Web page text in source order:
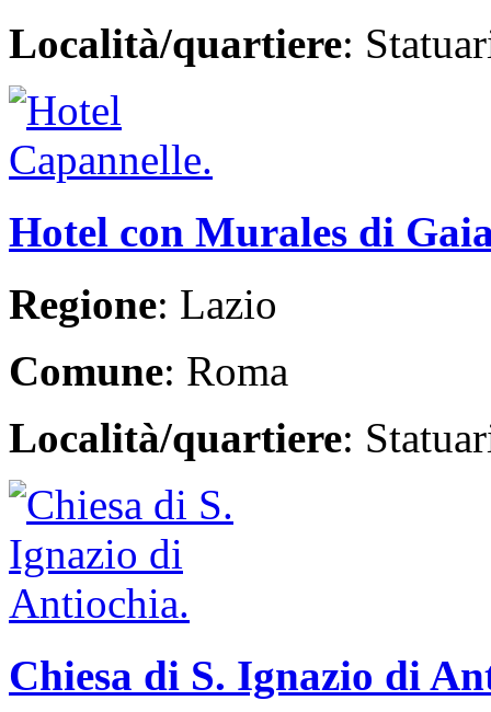
Località/quartiere:
Hotel con Murales di
Regione: Lazio
Comune: Roma
Località/quartiere:
Chiesa di S. Ignazio di